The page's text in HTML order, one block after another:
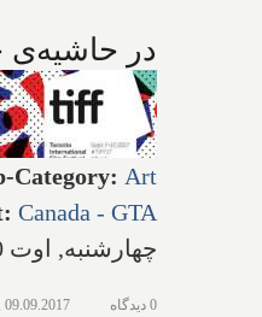
در حاشیه‌ی
Category: Art
: Canada - GTA
چهارشنبه, اوت 30, 2017 - 20:00
09.09.2017 0 دیدگاه